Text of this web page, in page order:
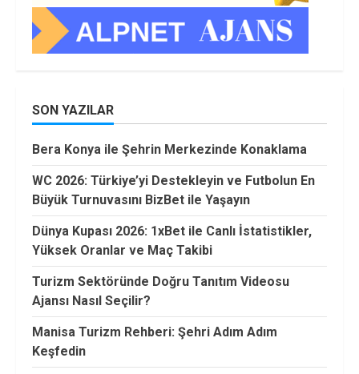
SON YAZILAR
Bera Konya ile Şehrin Merkezinde Konaklama
WC 2026: Türkiye’yi Destekleyin ve Futbolun En
Büyük Turnuvasını BizBet ile Yaşayın
Dünya Kupası 2026: 1xBet ile Canlı İstatistikler,
Yüksek Oranlar ve Maç Takibi
Turizm Sektöründe Doğru Tanıtım Videosu
Ajansı Nasıl Seçilir?
Manisa Turizm Rehberi: Şehri Adım Adım
Keşfedin